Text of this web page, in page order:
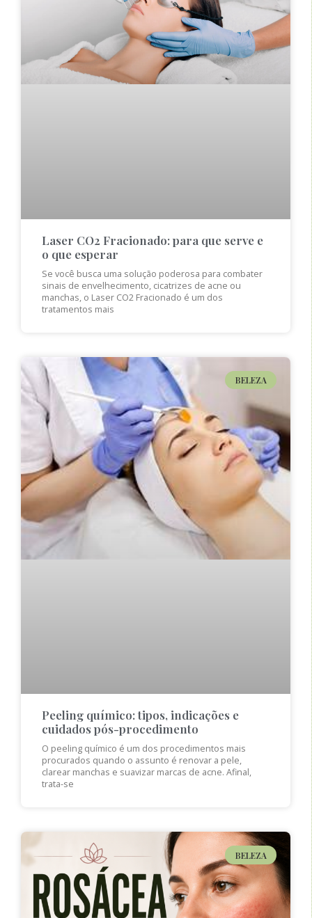
Laser CO2 Fracionado: para que serve e
o que esperar
Se você busca uma solução poderosa para combater
sinais de envelhecimento, cicatrizes de acne ou
manchas, o Laser CO2 Fracionado é um dos
tratamentos mais
BELEZA
Peeling químico: tipos, indicações e
cuidados pós-procedimento
O peeling químico é um dos procedimentos mais
procurados quando o assunto é renovar a pele,
clarear manchas e suavizar marcas de acne. Afinal,
trata-se
BELEZA